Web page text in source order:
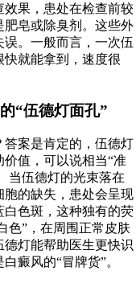
果，患处在检查前较
皂或除臭剂。这些外
。一般而言，一次伍
就能拿到，速度很
“伍德灯面孔”
案是肯定的，伍德灯
值，可以说相当“准
当伍德灯的光束落在
的缺失，患处会呈现
色斑，这种独有的荧
色”，在周围正常皮肤
灯能帮助医生更快识
癜风的“冒牌货”。